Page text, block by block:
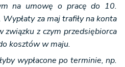
na umowę o pracę do 10.
za maj trafiły na konta
z czym przedsiębiorca
kosztów w maju.
wypłacone po terminie, np.